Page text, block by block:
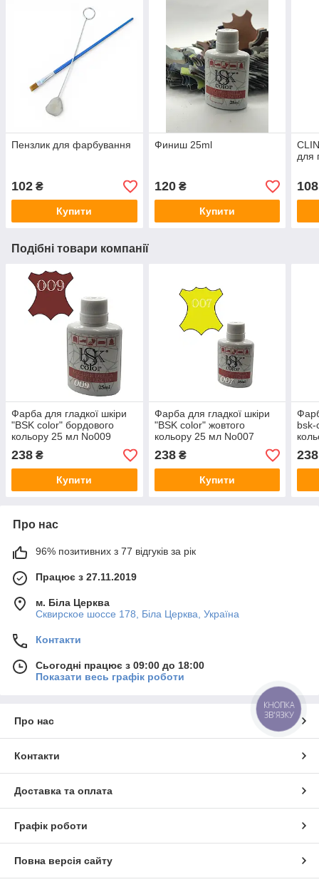
Пензлик для фарбування
102 ₴
Купити
Финиш 25ml
120₴
Купити
для
108
Подібні товари компанії
Фарба для гладкої шкіри
"BSK color" бордового
кольору 25 мл No009
238 ₴
Купити
Фарба для гладкої шкіри
"BSK color" жовтого
кольору 25 мл No007
238₴
Купити
bsk-
238
Про нас
96% позитивних з 77 відгуків за рік
Працює з 27.11.2019
м. Біла Церква
Сквирское шоссе 178, Біла Церква, Україна
Контакти
Сьогодні працює з 09:00 до 18:00
Показати весь графік роботи
Про нас
Контакти
Доставка та оплата
Графік роботи
Повна версія сайту
КНОПКА
ЗВ'ЯЗКУ